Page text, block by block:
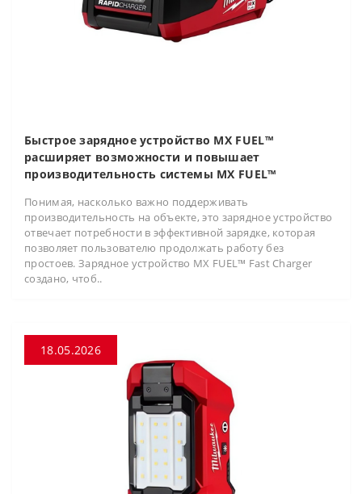
Быстрое зарядное устройство MX FUEL™
расширяет возможности и повышает
производительность системы MX FUEL™
Понимая, насколько важно поддерживать
производительность на объекте, это зарядное устройство
отвечает потребности в эффективной зарядке, которая
позволяет пользователю продолжать работу без
простоев. Зарядное устройство MX FUEL™ Fast Charger
создано, чтоб..
18.05.2026